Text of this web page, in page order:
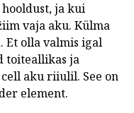
ja kui
vaja aku. Külma
Et olla valmis igal
toiteallikas ja
aku riiulil. See on
element.